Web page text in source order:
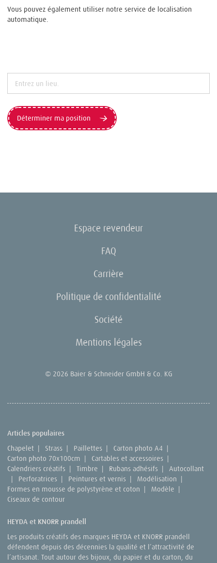
Vous pouvez également utiliser notre service de localisation
automatique.
Déterminer ma position
Espace revendeur
FAQ
Carrière
Politique de confidentialité
Société
Mentions légales
© 2026 Baier & Schneider GmbH & Co. KG
Articles populaires
Chapelet | Strass | Paillettes | Carton photo A4 |
Carton photo 70x100cm | Cartables et accessoires |
Calendriers créatifs | Timbre | Rubans adhésifs |
Autocollant
|
Perforatrices | Peintures et vernis | Modélisation |
Formes en mousse de polystyrène et coton | Modèle |
Ciseaux de contour
HEYDA et KNORR prandell
Les produits créatifs des marques HEYDA et KNORR prandell
défendent depuis des décennies la qualité et l’attractivité de
l’artisanat. Tout autour des bijoux, du papier et du carton, du